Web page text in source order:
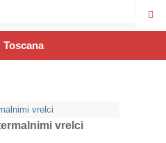
Toscana
vrelci